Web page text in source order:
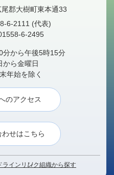
郡大樹町東本通33
6-2111 (代表)
6-2495
分から午後5時15分
から金曜日
年始を除く
のアクセス
わせはこちら
ライン リンク組織から探す